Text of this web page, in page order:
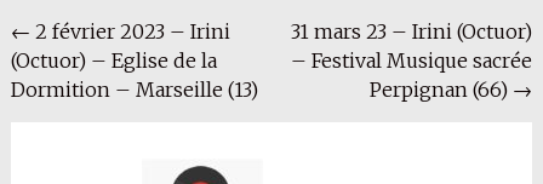
Navigation
de
← 2 février 2023 – Irini
(Octuor) – Eglise de la
Dormition – Marseille (13)
31 mars 23 – Irini (Octuor)
– Festival Musique sacrée
Perpignan (66) →